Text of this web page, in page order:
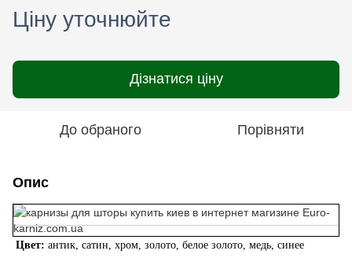
Ціну уточнюйте
Дізнатися ціну
До обраного Порівняти
Опис
Цвет: антик, сатин, хром, золото, белое золото, медь, синее